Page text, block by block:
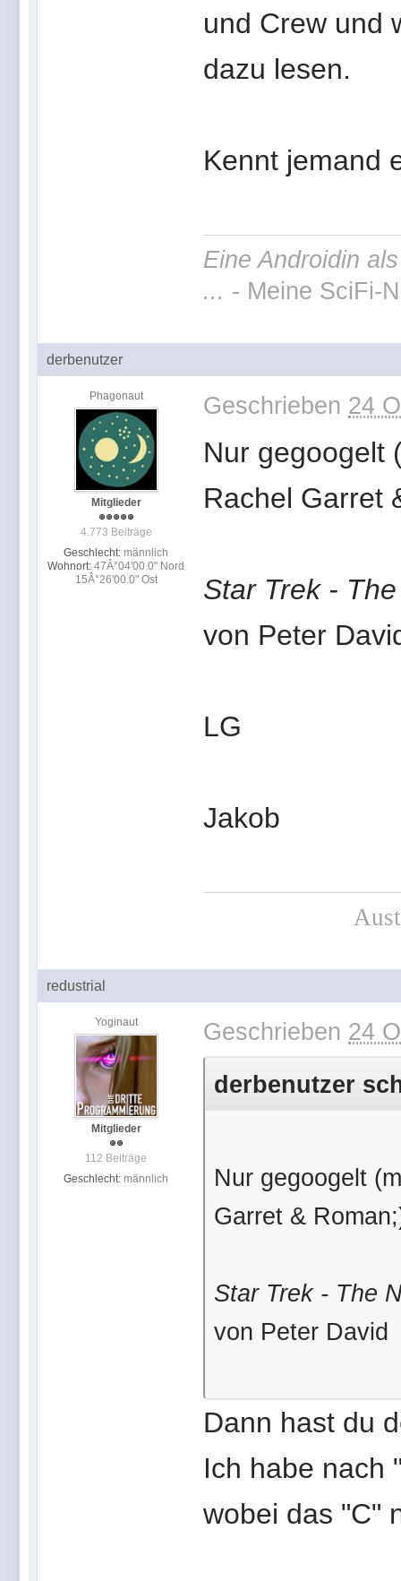
und Crew und
dazu lesen.
Kennt jemand
Eine Androidin
... - Meine SciFi-
derbenutzer
Phagonaut
Mitglieder
4.773 Beiträge
Geschlecht: männlich
Wohnort: 47Â°04'00.0" Nord
15Â°26'00.0" Ost
Geschrieben 24
Nur gegoogelt
Rachel Garret
Star Trek -
von Peter
LG
Jakob
redustrial
Yoginaut
Mitglieder
112 Beiträge
Geschlecht: männlich
Geschrieben 24
derbenutzer
Nur gegoogelt
Garret &
Star Trek - The
von Peter David
Dann hast du
Ich habe nach
wobei das "C"